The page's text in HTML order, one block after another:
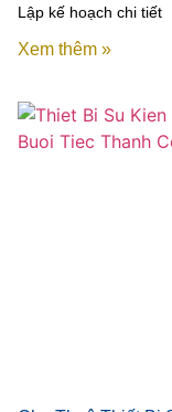
Lập kế hoạch chi tiết
Xem thêm »